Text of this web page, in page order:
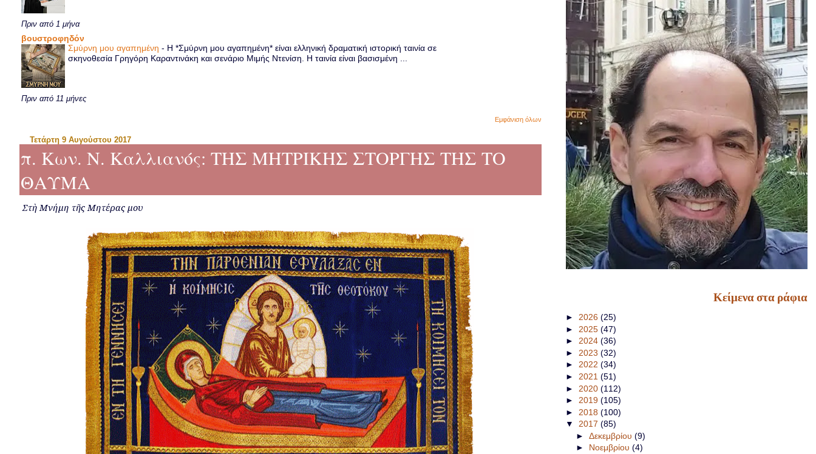
Πριν από 1 μήνα
βουστροφηδόν
Σμύρνη μου αγαπημένη- Η *Σμύρνη μου αγαπημένη* είναι ελληνική δραματική ιστορική ταινία σε
σκηνοθεσία Γρηγόρη Καραντινάκη και σενάριο Μιμής Ντενίση. Η ταινία είναι βασισμένη ...
Πριν από 11 μήνες
Εμφάνιση όλων
Τετάρτη 9 Αυγούστου 2017
π. Κων. Ν. Καλλιανός: ΤΗΣ ΜΗΤΡΙΚΗΣ ΣΤΟΡΓΗΣ ΤΗΣ ΤΟ
ΘΑΥΜΑ
Στὴ Μνήμη τῆς Μητέρας μου
Κείμενα στα ράφια
► 2026 (25)
► 2025 (47)
► 2024 (36)
► 2023 (32)
► 2022 (34)
► 2021 (51)
► 2020 (112)
► 2019 (105)
► 2018 (100)
▼ 2017 (85)
► Δεκεμβρίου (9)
► Νοεμβρίου (4)